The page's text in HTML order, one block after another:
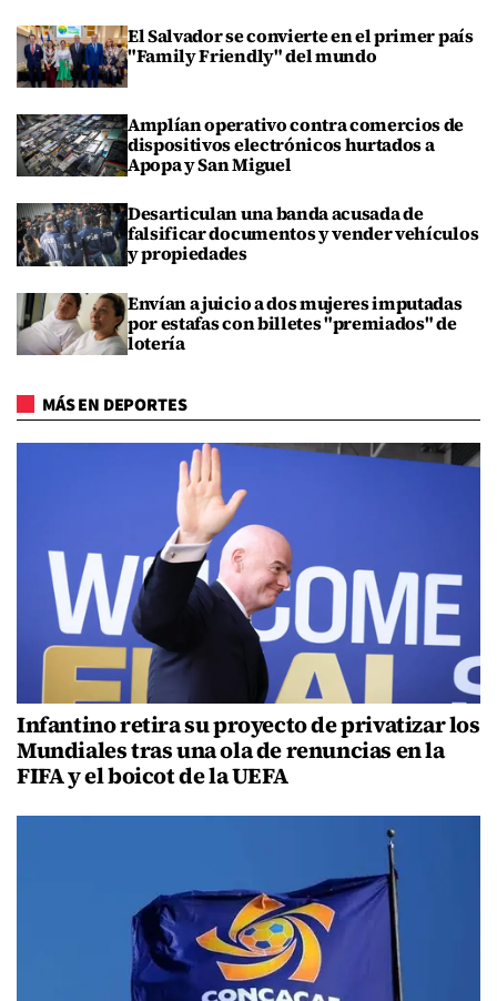
El Salvador se convierte en el primer país
"Family Friendly" del mundo
Amplían operativo contra comercios de
dispositivos electrónicos hurtados a
Apopa y San Miguel
Desarticulan una banda acusada de
falsificar documentos y vender vehículos
y propiedades
Envían a juicio a dos mujeres imputadas
por estafas con billetes "premiados" de
lotería
MÁS EN DEPORTES
Infantino retira su proyecto de privatizar los
Mundiales tras una ola de renuncias en la
FIFA y el boicot de la UEFA